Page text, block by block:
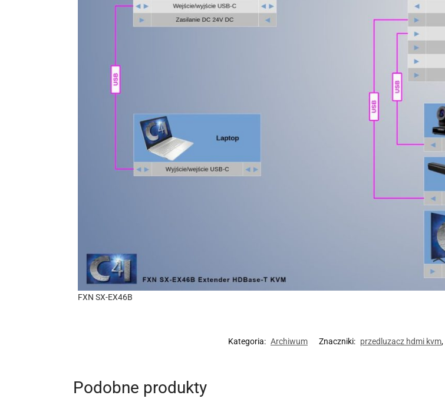
FXN SX-EX46B
Kategoria: Archiwum Znaczniki: przedluzacz hdmi kvm,
Podobne produkty